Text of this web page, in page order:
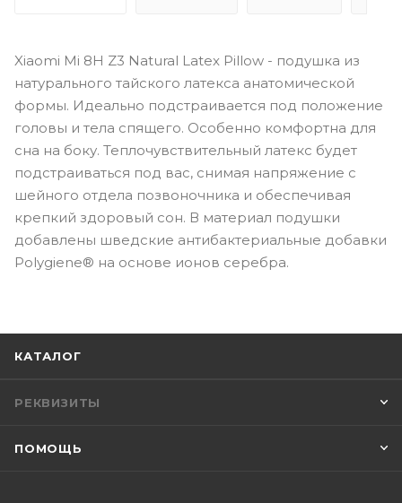
Xiaomi Mi 8H Z3 Natural Latex Pillow - подушка из
натурального тайского латекса анатомической
формы. Идеально подстраивается под положение
головы и тела спящего. Особенно комфортна для
сна на боку. Теплочувствительный латекс будет
подстраиваться под вас, снимая напряжение с
шейного отдела позвоночника и обеспечивая
крепкий здоровый сон. В материал подушки
добавлены шведские антибактериальные добавки
Polygiene® на основе ионов серебра.
КАТАЛОГ
РЕКВИЗИТЫ
ПОМОЩЬ